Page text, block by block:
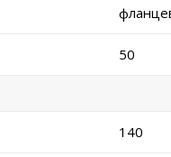
50
140